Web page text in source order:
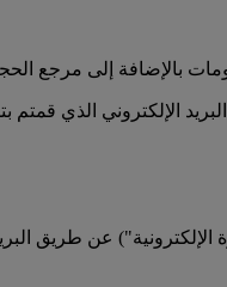
بالإضافة إلى
الإلكتروني الذي قمتم
الإلكترونية") عن طريق